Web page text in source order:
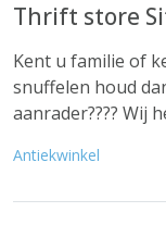
Thrift store
Kent u familie of
snuffelen houd
aanrader???? Wij
Antiekwinkel